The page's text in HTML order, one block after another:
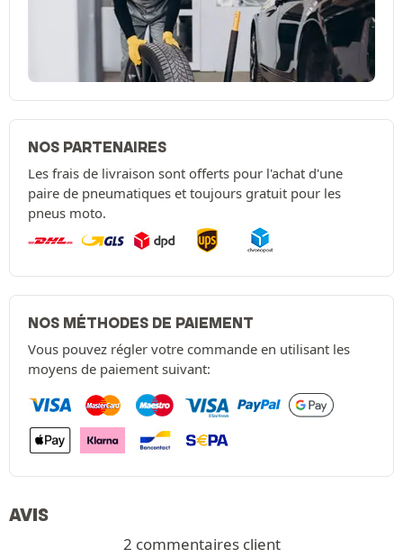
NOS PARTENAIRES
Les frais de livraison sont offerts pour l'achat d'une
paire de pneumatiques et toujours gratuit pour les
pneus moto.
NOS MÉTHODES DE PAIEMENT
Vous pouvez régler votre commande en utilisant les
moyens de paiement suivant:
AVIS
2 commentaires client